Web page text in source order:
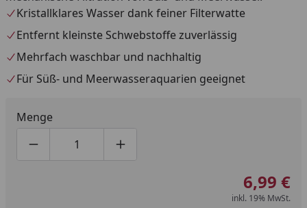
Kristallklares Wasser dank feiner Filterwatte
Entfernt kleinste Schwebstoffe zuverlässig
Mehrfach waschbar und nachhaltig
Für Süß- und Meerwasseraquarien geeignet
Menge
Produktmenge um eins verringern
Produktmenge manuell eingeben
Produktmenge um eins erhöhen
6,99 €
inkl. 19% MwSt.